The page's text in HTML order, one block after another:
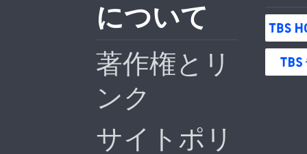
について
著作権とリ
ンク
サイトポリ